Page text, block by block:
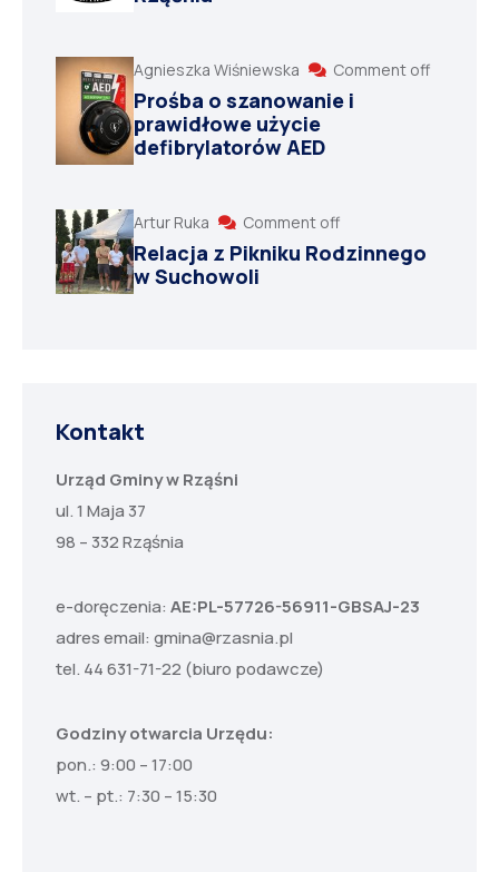
Agnieszka Wiśniewska Comment off
Prośba o szanowanie i
prawidłowe użycie
defibrylatorów AED
Artur Ruka Comment off
Relacja z Pikniku Rodzinnego
w Suchowoli
Kontakt
Urząd Gminy w Rząśni
ul. 1 Maja 37
98 – 332 Rząśnia
e-doręczenia: AE:PL-57726-56911-GBSAJ-23
adres email: gmina@rzasnia.pl
tel. 44 631-71-22 (biuro podawcze)
Godziny otwarcia Urzędu:
pon.: 9:00 – 17:00
wt. – pt.: 7:30 – 15:30